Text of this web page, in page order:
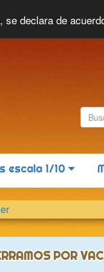
declara de
Español
escala 1/10
POR